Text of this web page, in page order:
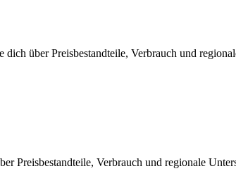
über Preisbestandteile, Verbrauch und
Preisbestandteile, Verbrauch und regionale